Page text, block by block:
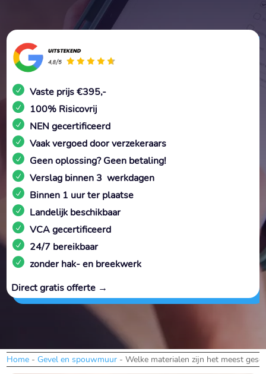
Vaste prijs €395,-
100% Risicovrij
NEN gecertificeerd
Vaak vergoed door verzekeraars
Geen oplossing? Geen betaling!
Verslag binnen 3 werkdagen
Binnen 1 uur ter plaatse
Landelijk beschikbaar
VCA gecertificeerd
24/7 bereikbaar
zonder hak- en breekwerk
Direct gratis offerte →
Home - Gevel en spouwmuur -Welke materialen zijn het meest